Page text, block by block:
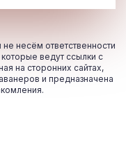
несём ответственности
ведут ссылки с
на сторонних сайтах,
и предназначена